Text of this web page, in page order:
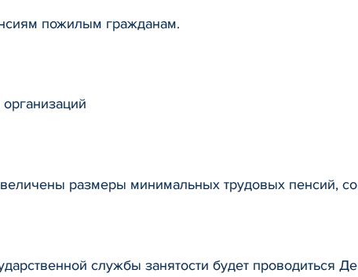
пожилым гражданам.
размеры минимальных трудовых пенсий,
службы занятости будет